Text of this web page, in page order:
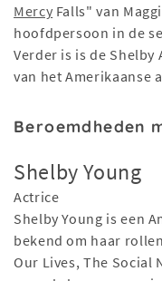
Mercy Falls" van
hoofdpersoon in de
Verder is is de
van het Amerikaanse
Beroemdheden
Shelby Young
Actrice
Shelby Young is een
bekend om haar
Our Lives, The Social